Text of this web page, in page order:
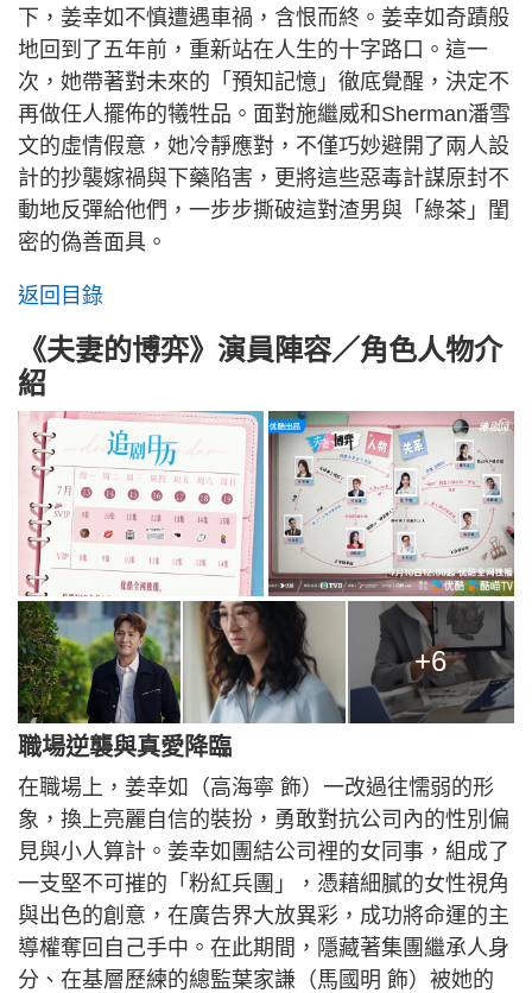
下，姜幸如不慎遭遇車禍，含恨而終。姜幸如奇蹟般
地回到了五年前，重新站在人生的十字路口。這一
次，她帶著對未來的「預知記憶」徹底覺醒，決定不
再做任人擺佈的犧牲品。面對施繼威和Sherman潘雪
文的虛情假意，她冷靜應對，不僅巧妙避開了兩人設
計的抄襲嫁禍與下藥陷害，更將這些惡毒計謀原封不
動地反彈給他們，一步步撕破這對渣男與「綠茶」閨
密的偽善面具。
返回目錄
《夫妻的博弈》演員陣容／角色人物介
紹
+6
職場逆襲與真愛降臨
在職場上，姜幸如（高海寧 飾）一改過往懦弱的形
象，換上亮麗自信的裝扮，勇敢對抗公司內的性別偏
見與小人算計。姜幸如團結公司裡的女同事，組成了
一支堅不可摧的「粉紅兵團」，憑藉細膩的女性視角
與出色的創意，在廣告界大放異彩，成功將命運的主
導權奪回自己手中。在此期間，隱藏著集團繼承人身
分、在基層歷練的總監葉家謙（馬國明 飾）被她的